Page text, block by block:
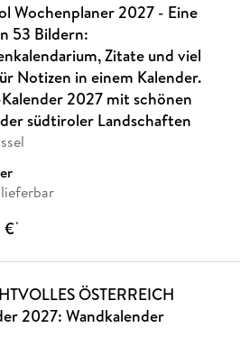
Wochenplaner 2027 - Eine
53 Bildern:
Zitate und viel
Notizen in einem Kalender.
2027 mit schönen
südtiroler Landschaften
€*
ÖSTERREICH
2027: Wandkalender